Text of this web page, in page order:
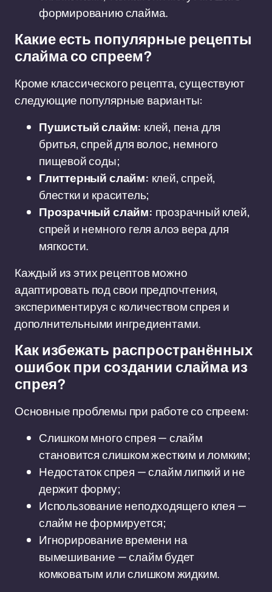
формированию слайма.
Какие есть популярные рецепты
слайма со спреем?
Кроме классического рецепта, существуют
следующие популярные варианты:
Пушистый слайм: клей, пена для
бритья, спрей для волос, немного
пищевой соды;
Глиттерный слайм: клей, спрей,
блестки и краситель;
Прозрачный слайм: прозрачный клей,
спрей и немного геля алоэ вера для
мягкости.
Каждый из этих рецептов можно
адаптировать под свои предпочтения,
экспериментируя с количеством спрея и
дополнительными ингредиентами.
Как избежать распространённых
ошибок при создании слайма из
спрея?
Основные проблемы при работе со спреем:
Слишком много спрея — слайм
становится слишком жестким и ломким;
Недостаток спрея — слайм липкий и не
держит форму;
Использование неподходящего клея —
слайм не формируется;
Игнорирование времени на
вымешивание — слайм будет
комковатым или слишком жидким.